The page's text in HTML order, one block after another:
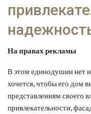
На правах рекламы
В этом единодушии нет
хочется, чтобы его дом
представлениям своего
привлекательности,